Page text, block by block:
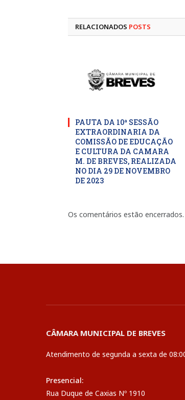
RELACIONADOS POSTS
PAUTA DA 10ª SESSÃO
EXTRAORDINARIA DA
COMISSÃO DE EDUCAÇÃO
E CULTURA DA CAMARA
M. DE BREVES, REALIZADA
NO DIA 29 DE NOVEMBRO
DE 2023
Os comentários estão encerrados.
CÂMARA MUNICIPAL DE BREVES
Atendimento de segunda a sexta de
Presencial:
Rua Duque de Caxias Nº 1910